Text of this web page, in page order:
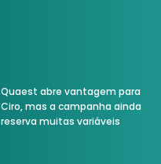
Quaest abre vantagem para
Ciro, mas a campanha ainda
reserva muitas variáveis